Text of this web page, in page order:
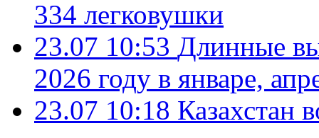
334 легковушки
23.07 10:53 Длинные
2026 году в январе,
23.07 10:18 Казахстан